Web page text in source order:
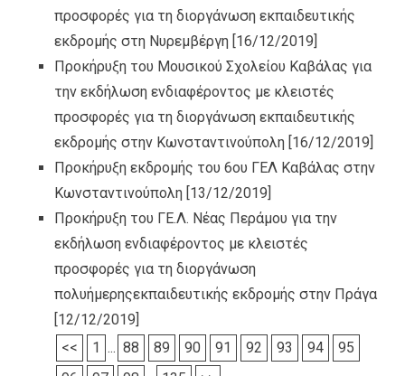
προσφορές για τη διοργάνωση εκπαιδευτικής
εκδρομής στη Νυρεμβέργη [16/12/2019]
Προκήρυξη του Μουσικού Σχολείου Καβάλας για
την εκδήλωση ενδιαφέροντος με κλειστές
προσφορές για τη διοργάνωση εκπαιδευτικής
εκδρομής στην Κωνσταντινούπολη [16/12/2019]
Προκήρυξη εκδρομής του 6ου ΓΕΛ Καβάλας στην
Κωνσταντινούπολη [13/12/2019]
Προκήρυξη του ΓΕ.Λ. Νέας Περάμου για την
εκδήλωση ενδιαφέροντος με κλειστές
προσφορές για τη διοργάνωση
πολυήμερηςεκπαιδευτικής εκδρομής στην Πράγα
[12/12/2019]
<<
1 ... 88 89 90 91 92 93 94
95